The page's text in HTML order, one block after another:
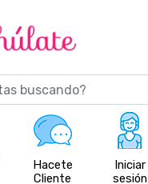
Hacete
Cliente
Iniciar
sesión